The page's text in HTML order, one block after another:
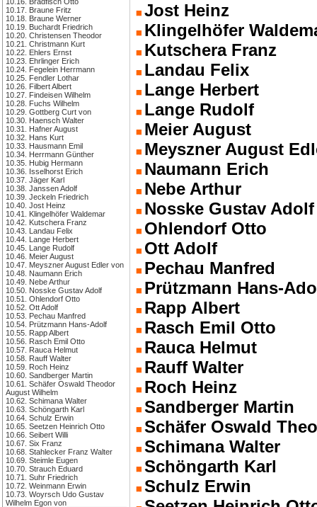
10.17. Braune Fritz
10.18. Braune Werner
10.19. Buchardt Friedrich
10.20. Christensen Theodor
10.21. Christmann Kurt
10.22. Ehlers Ernst
10.23. Ehrlinger Erich
10.24. Fegelein Herrmann
10.25. Fendler Lothar
10.26. Filbert Albert
10.27. Findeisen Wilhelm
10.28. Fuchs Wilhelm
10.29. Gottberg Curt von
10.30. Haensch Walter
10.31. Hafner August
10.32. Hans Kurt
10.33. Hausmann Emil
10.34. Herrmann Günther
10.35. Hubig Hermann
10.36. Isselhorst Erich
10.37. Jäger Karl
10.38. Janssen Adolf
10.39. Jeckeln Friedrich
10.40. Jost Heinz
10.41. Klingelhöfer Waldemar
10.42. Kutschera Franz
10.43. Landau Felix
10.44. Lange Herbert
10.45. Lange Rudolf
10.46. Meier August
10.47. Meyszner August Edler von
10.48. Naumann Erich
10.49. Nebe Arthur
10.50. Nosske Gustav Adolf
10.51. Ohlendorf Otto
10.52. Ott Adolf
10.53. Pechau Manfred
10.54. Prützmann Hans-Adolf
10.55. Rapp Albert
10.56. Rasch Emil Otto
10.57. Rauca Helmut
10.58. Rauff Walter
10.59. Roch Heinz
10.60. Sandberger Martin
10.61. Schäfer Oswald Theodor
August Wilhelm
10.62. Schimana Walter
10.63. Schöngarth Karl
10.64. Schulz Erwin
10.65. Seetzen Heinrich Otto
10.66. Seibert Willi
10.67. Six Franz
10.68. Stahlecker Franz Walter
10.69. Steimle Eugen
10.70. Strauch Eduard
10.71. Suhr Friedrich
10.72. Weinmann Erwin
10.73. Woyrsch Udo Gustav
Wilhelm Egon von
Jost Heinz
Klingelhöfer
Kutschera Franz
Landau Felix
Lange Herbert
Lange Rudolf
Meier August
Meyszner August
Naumann Erich
Nebe Arthur
Nosske Gustav Adolf
Ohlendorf Otto
Ott Adolf
Pechau Manfred
Prützmann Hans-
Rapp Albert
Rasch Emil Otto
Rauca Helmut
Rauff Walter
Roch Heinz
Sandberger Martin
Schäfer Oswald
Schimana Walter
Schöngarth Karl
Schulz Erwin